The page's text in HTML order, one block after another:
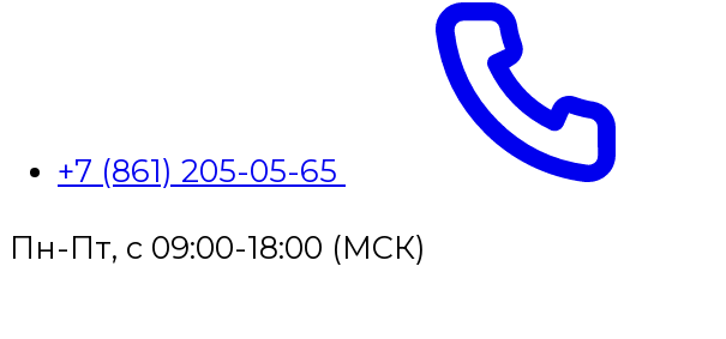
+7 (861) 205-05-65
Пн-Пт, с 09:00-18:00 (МСК)